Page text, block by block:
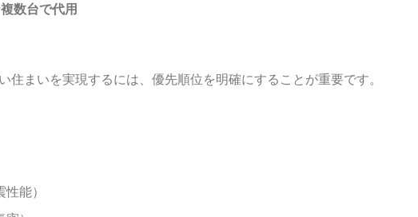
数台で代用
住まいを実現するには、優先順位を明確にすることが重要です。
能）